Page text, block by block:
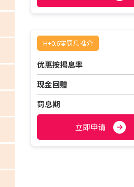
H+0.6零罚息推介
优惠按揭息率
现金回赠
罚息期
立即申请